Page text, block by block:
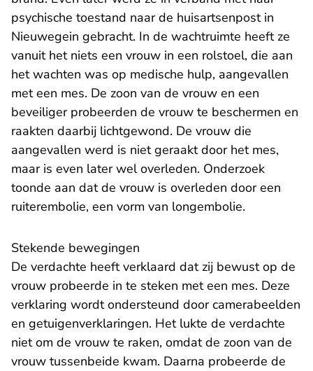
psychische toestand naar de huisartsenpost in
Nieuwegein gebracht. In de wachtruimte heeft ze
vanuit het niets een vrouw in een rolstoel, die aan
het wachten was op medische hulp, aangevallen
met een mes. De zoon van de vrouw en een
beveiliger probeerden de vrouw te beschermen en
raakten daarbij lichtgewond. De vrouw die
aangevallen werd is niet geraakt door het mes,
maar is even later wel overleden. Onderzoek
toonde aan dat de vrouw is overleden door een
ruiterembolie, een vorm van longembolie.
Stekende bewegingen
De verdachte heeft verklaard dat zij bewust op de
vrouw probeerde in te steken met een mes. Deze
verklaring wordt ondersteund door camerabeelden
en getuigenverklaringen. Het lukte de verdachte
niet om de vrouw te raken, omdat de zoon van de
vrouw tussenbeide kwam. Daarna probeerde de